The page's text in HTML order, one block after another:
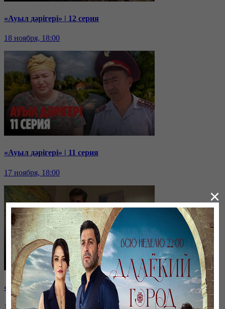
«Ауыл дәрігері» | 12 серия
18 ноября, 18:00
«Ауыл дәрігері» | 11 серия
17 ноября, 18:00
«Ауыл дәрігері» | 10 серия
16 ноября, 18:00
×